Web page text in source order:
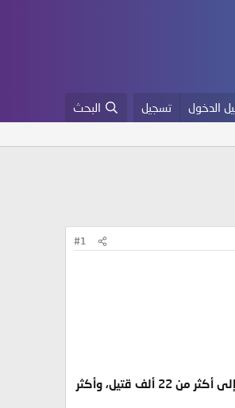
الدخول تسجيل البحث
#1
يانغون، ميانمار (CNN)-- أعلنت مصادر رسمية في ميانمار الثلاثاء، ارتفاع عدد ضحايا إعصار "نارغيس"، الذي ضرب البلاد بداية هذا الأسبوع إلى أكثر من 22 ألف قتيل، وأكثر